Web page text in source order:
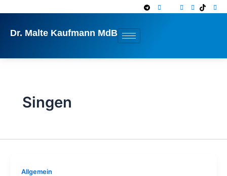
springen
Dr. Malte Kaufmann MdB
Singen
Allgemein